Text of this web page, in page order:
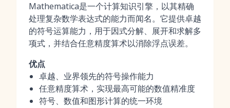
Mathematica是一个计算知识引擎，以其精确
处理复杂数学表达式的能力而闻名。它提供卓越
的符号运算能力，用于因式分解、展开和求解多
项式，并结合任意精度算术以消除浮点误差。
优点
卓越、业界领先的符号操作能力
任意精度算术，实现最高可能的数值精准度
符号、数值和图形计算的统一环境